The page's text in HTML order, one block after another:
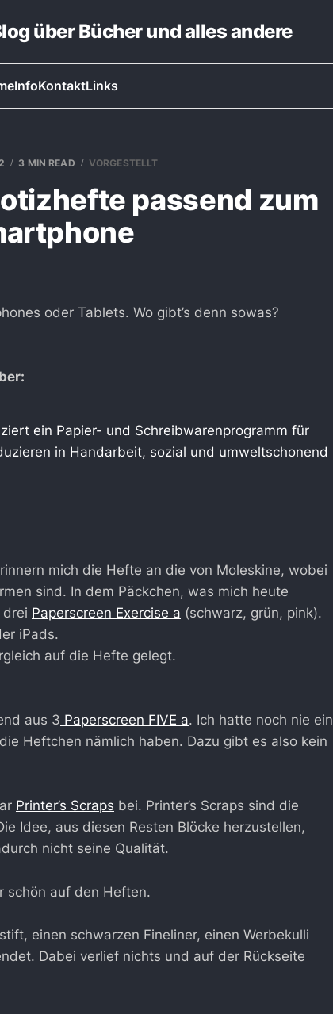
über Bücher und alles andere
InfoKontaktLinks
3 MIN READ VORGESTELLT
passend zum
oder Tablets. Wo gibt’s denn sowas?
ein Papier- und Schreibwarenprogramm für
in Handarbeit, sozial und umweltschonend
mich die Hefte an die von Moleskine, wobei
sind. In dem Päckchen, was mich heute
Paperscreen Exercise a (schwarz, grün, pink).
iPads.
auf die Hefte gelegt.
aus 3 Paperscreen FIVE a. Ich hatte noch nie ein
Heftchen nämlich haben. Dazu gibt es also kein
Printer’s Scraps bei. Printer’s Scraps sind die
Idee, aus diesen Resten Blöcke herzustellen,
nicht seine Qualität.
schön auf den Heften.
einen schwarzen Fineliner, einen Werbekulli
Dabei verlief nichts und auf der Rückseite